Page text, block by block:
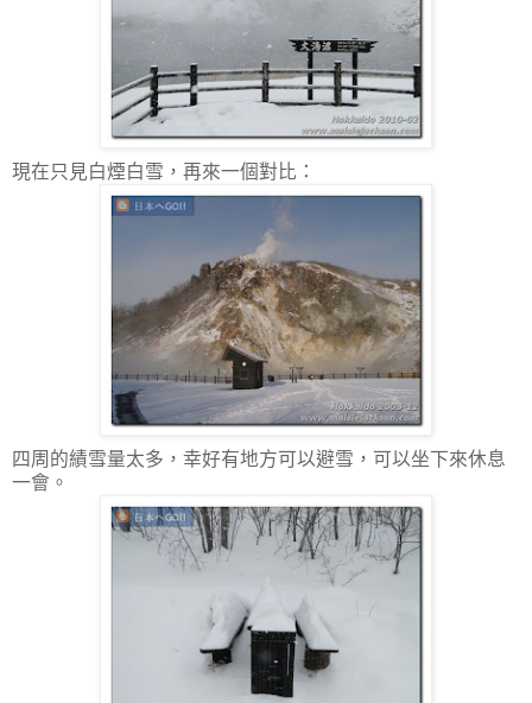
現在只見白煙白雪，再來一個對比：
四周的績雪量太多，幸好有地方可以避雪，可以坐下來休息
一會。